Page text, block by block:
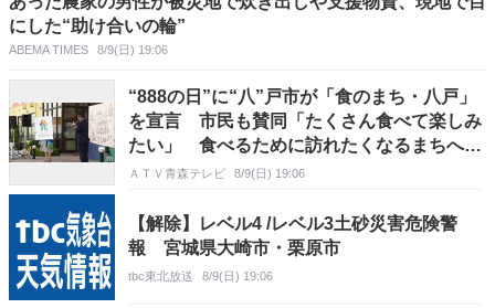
にした“助け合いの輪”
ABEMA TIMES 8/9(日) 19:06
“888の日”に“八”戸市が「食のまち・八戸」
を宣言 市民も賛同「たくさん食べて楽しみ
たい」 食べるために訪れたくなるまちへ
青森県
ＡＴＶ青森テレビ 8/9(日) 19:06
【解除】レベル4 /レベル3土砂災害危険警
報 宮城県大崎市・栗原市
tbc東北放送 8/9(日) 19:06